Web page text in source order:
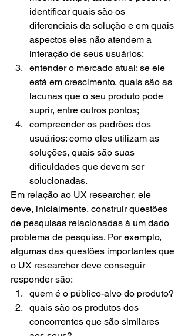
identificar quais são os
diferenciais da solução e em quais
aspectos eles não atendem a
interação de seus usuários;
entender o mercado atual: se ele
está em crescimento, quais são as
lacunas que o seu produto pode
suprir, entre outros pontos;
compreender os padrões dos
usuários: como eles utilizam as
soluções, quais são suas
dificuldades que devem ser
solucionadas.
Em relação ao UX researcher, ele
deve, inicialmente, construir questões
de pesquisas relacionadas à um dado
problema de pesquisa. Por exemplo,
algumas das questões importantes que
o UX researcher deve conseguir
responder são:
quem é o público-alvo do produto?
quais são os produtos dos
concorrentes que são similares